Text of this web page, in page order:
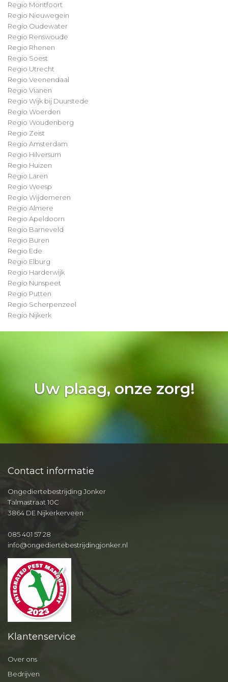
Regio Montfoort
Regio Nieuwegein
Regio Oudewater
Regio Renswoude
Regio Rhenen
Regio Soest
Regio Utrecht
Regio Veenendaal
Regio Vianen
Regio Wijk bij Duurstede
Regio Woerden
Regio Woudenberg
Regio Zeist
Regio Amsterdam
Regio Hilversum
Regio Huizen
Regio Laren
Regio Weesp
Regio Wijdemeren
Regio Almere
Regio Apeldoorn
Regio Barneveld
Regio Buren
Regio Ede
Regio Elburg
Regio Harderwijk
Regio Nunspeet
Regio Putten
Regio Scherpenzeel
Regio Nijkerk
Uw plaag, onze zorg!
Contact informatie
Ongediertebestrijding Jonker
Talmastraat 10C
3864 DE Nijkerkerveen
085 401 57 28
info@ongediertebestrijdingjonker.nl
Klantenservice
Over ons
Bedrijven